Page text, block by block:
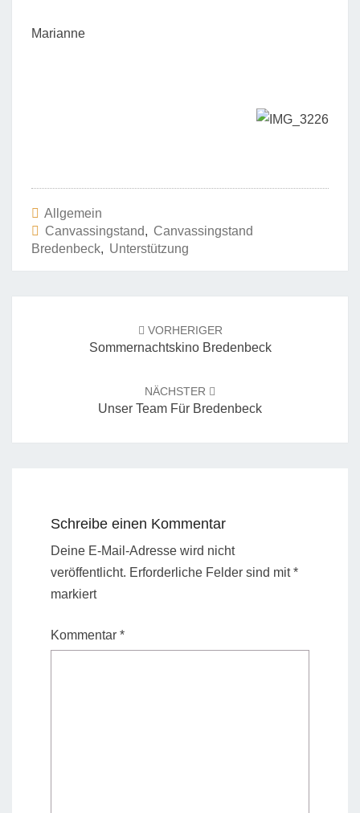
Marianne
Allgemein
Canvassingstand, Canvassingstand
Bredenbeck, Unterstützung
VORHERIGER
Sommernachtskino Bredenbeck
NÄCHSTER
Unser Team Für Bredenbeck
Schreibe einen Kommentar
Deine E-Mail-Adresse wird nicht
veröffentlicht. Erforderliche Felder sind mit*
markiert
Kommentar *